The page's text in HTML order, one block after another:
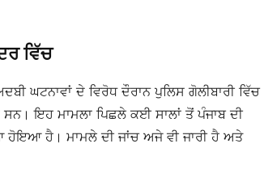
ਵਿੱਚ
ਘਟਨਾਵਾਂ ਦੇ ਵਿਰੋਧ ਦੌਰਾਨ ਪੁਲਿਸ ਗੋਲੀਬਾਰੀ ਵਿੱਚ
ਇਹ ਮਾਮਲਾ ਪਿਛਲੇ ਕਈ ਸਾਲਾਂ ਤੋਂ ਪੰਜਾਬ ਦੀ
ਹੋਇਆ ਹੈ। ਮਾਮਲੇ ਦੀ ਜਾਂਚ ਅਜੇ ਵੀ ਜਾਰੀ ਹੈ ਅਤੇ